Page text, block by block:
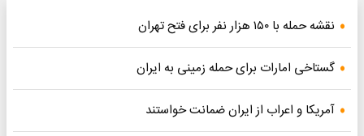
نقشه حمله با ۱۵۰ هزار نفر برای فتح تهران
گستاخی امارات برای حمله زمینی به ایران
آمریکا و اعراب از ایران ضمانت خواستند